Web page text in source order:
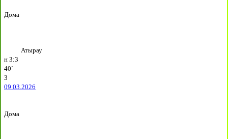
Дома
Атырау
н 3:3
40`
3
09.03.2026
Дома